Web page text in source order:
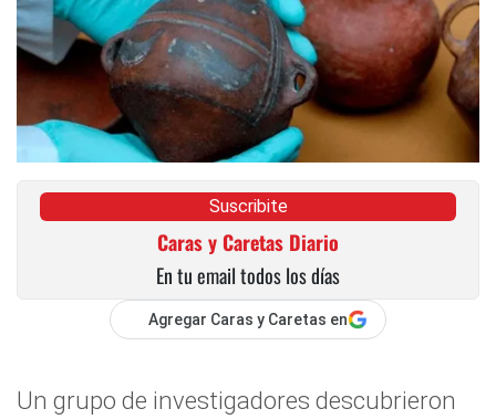
Suscribite
Caras y Caretas Diario
En tu email todos los días
Agregar Caras y Caretas en
Un grupo de investigadores descubrieron